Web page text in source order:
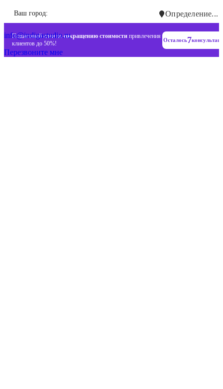
Ваш город: Определение...
Пошаговый план посокращению стоимости привлечения
клиентов до 50%!
Осталось7
+7 (993) 477-18-57
info@indigastudio.ru
Перезвоните мне